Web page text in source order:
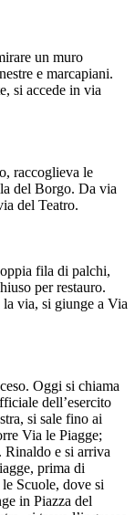
un muro
e marcapiani.
si accede in via
raccoglieva le
del Borgo. Da via
del Teatro.
fila di palchi,
per restauro.
via, si giunge a Via
Oggi si chiama
dell’esercito
si sale fino ai
Via le Piagge;
e si arriva
prima di
Scuole, dove si
in Piazza del